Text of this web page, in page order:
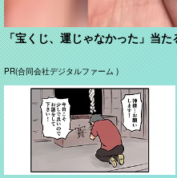
「宝くじ、運じゃなかった」当た
PR(合同会社デジタルファーム )